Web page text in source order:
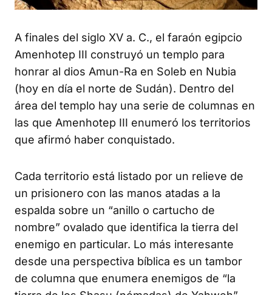
A finales del siglo XV a. C., el faraón egipcio
Amenhotep III construyó un templo para
honrar al dios Amun-Ra en Soleb en Nubia
(hoy en día el norte de Sudán). Dentro del
área del templo hay una serie de columnas en
las que Amenhotep III enumeró los territorios
que afirmó haber conquistado.
Cada territorio está listado por un relieve de
un prisionero con las manos atadas a la
espalda sobre un “anillo o cartucho de
nombre” ovalado que identifica la tierra del
enemigo en particular. Lo más interesante
desde una perspectiva bíblica es un tambor
de columna que enumera enemigos de “la